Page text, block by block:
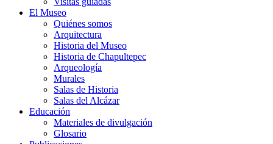
El Museo
Quiénes somos
Arquitectura
Historia del Museo
Historia de Chapultepec
Arqueología
Murales
Salas de Historia
Salas del Alcázar
Educación
Materiales de divulgación
Glosario